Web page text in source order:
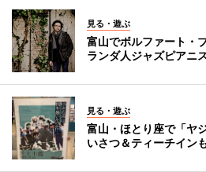
見る・遊ぶ
富山でボルファート・
ランダ人ジャズピアニ
見る・遊ぶ
富山・ほとり座で「ヤ
いさつ＆ティーチイン